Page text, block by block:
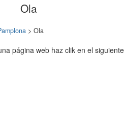
Ola
> Ola
página web haz clik en el